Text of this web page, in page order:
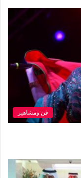
فن ومشاهير